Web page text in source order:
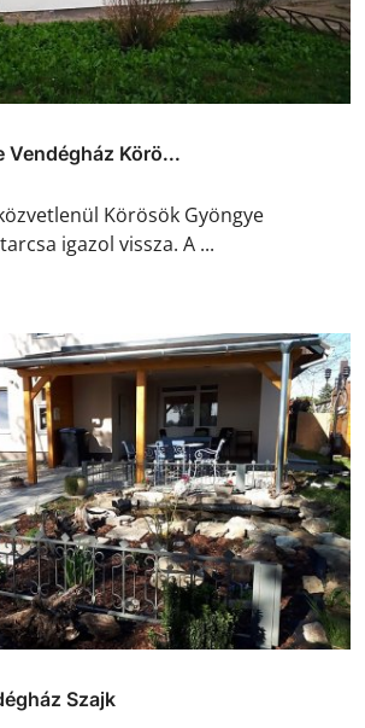
Vendégház Körö...
Körösök Gyöngye
igazol vissza. A ...
Szajk